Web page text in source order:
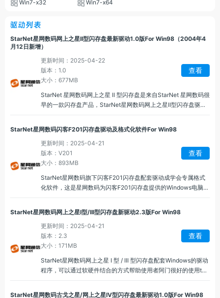
Win7-x32 Win7-x64
驱动列表
StarNet星网数码网上之星II型闪存盘最新驱动1.0版For Win98（2004年4
月12日新增）
更新时间：2025-04-22
版本：1.0
大小：677MB
查看
StarNet 星网数码网上之星 II 型闪存盘是来自StarNet 星网数码很
早的一款闪存盘产品，StarNet星网数码网上之星II型闪存盘驱动
StarNet星网数码闪客F201闪存盘驱动及格式化软件For Win98
更新时间：2025-04-21
版本：V201
大小：893MB
查看
StarNet星网数码旗下闪客F201闪存盘配套驱动成学会专属格式
化软件，这是星网数码为闪客F201闪存盘提供的Windows电脑的
StarNet星网数码网上之星I型/III型闪存盘新驱动2.3版For Win98
更新时间：2025-04-21
版本：2.3
大小：171MB
查看
StarNet星网数码网上之星 I 型 / III 型闪存盘配套Windows的驱动
程序，可以通过软硬件结合的方式帮助使用者阿门很好的使用t星
StarNet星网数码古戈之星/网上之星IV型闪存盘最新驱动1.0版For Win98